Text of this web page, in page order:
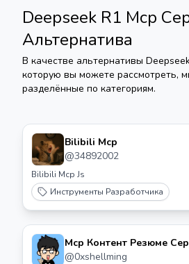
Deepseek R1 Mcp
Альтернатива
В качестве альтернативы
которую вы можете рассмотреть,
разделённые по категориям.
Bilibili Mcp
@34892002
Bilibili Mcp Js
Инструменты Разработчика
Mcp Контент Резюме
@0xshellming